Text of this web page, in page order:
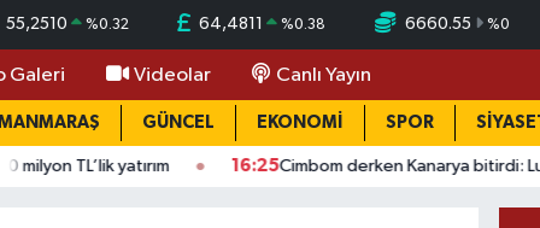
55,2510 %0.32 64,4811 %0.38 6660.55 %0
Galeri Videolar Canlı Yayın
GÜNCEL EKONOMİ SPOR
yatırım 16:25 Cimbom derken Kanarya bitirdi: Lukaku